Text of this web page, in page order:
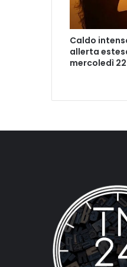
Caldo
allerta
mercoledì